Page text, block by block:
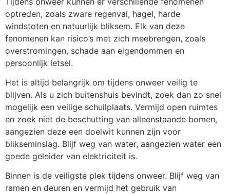
optreden, zoals zware regenval, hagel, harde
windstoten en natuurlijk bliksem. Elk van deze
fenomenen kan risico’s met zich meebrengen, zoals
overstromingen, schade aan eigendommen en
persoonlijk letsel.
Het is altijd belangrijk om tijdens onweer veilig te
blijven. Als u zich buitenshuis bevindt, zoek dan zo snel
mogelijk een veilige schuilplaats. Vermijd open ruimtes
en zoek niet de beschutting van alleenstaande bomen,
aangezien deze een doelwit kunnen zijn voor
blikseminslag. Blijf weg van water, aangezien water een
goede geleider van elektriciteit is.
Binnen is de veiligste plek tijdens onweer. Blijf weg van
ramen en deuren en vermijd het gebruik van